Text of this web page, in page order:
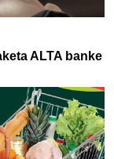
ALTA banke